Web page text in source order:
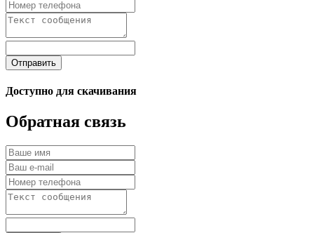
Отправить
Доступно для скачивания
Обратная связь